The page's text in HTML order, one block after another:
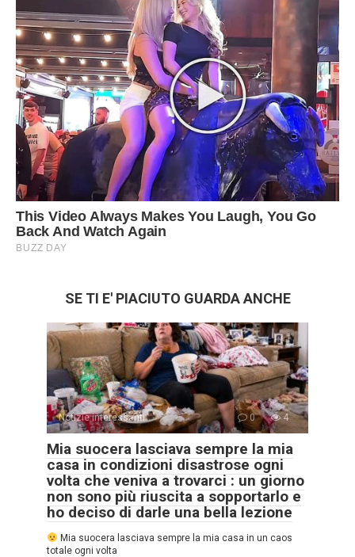
SE TI E' PIACIUTO GUARDA ANCHE
Notizie interessanti 0 4
Mia suocera lasciava sempre la mia
casa in condizioni disastrose ogni
volta che veniva a trovarci : un giorno
non sono più riuscita a sopportarlo e
ho deciso di darle una bella lezione
Mia suocera lasciava sempre la mia casa in un caos
totale ogni volta